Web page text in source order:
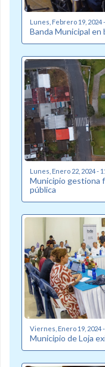
Lunes, Febrero 19, 2024
Banda Municipal
Lunes, Enero 22, 2024 -
Municipio gestiona
pública
Viernes, Enero 19, 2024
Municipio de Loja